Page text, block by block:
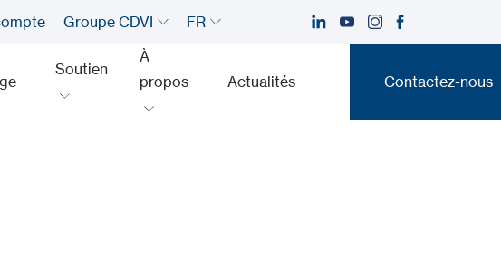
Groupe CDVI
FR
Soutien
À
propos
Actualités Contactez-nous